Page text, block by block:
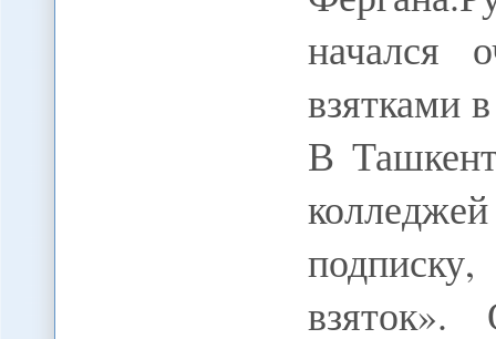
начался
взятками
В
взяток».